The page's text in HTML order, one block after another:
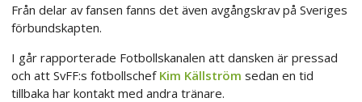
Från delar av fansen fanns det även avgångskrav på Sveriges
förbundskapten.
I går rapporterade Fotbollskanalen att dansken är pressad
och att SvFF:s fotbollschef Kim Källström sedan en tid
tillbaka har kontakt med andra tränare.